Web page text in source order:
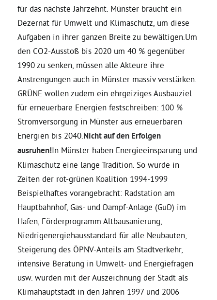
Engagement-Sprechstunde
Grüne Jugend
CampusGrün
Aktuelles
Termine
Kontakt
für das nächste Jahrzehnt. Münster braucht ein
Dezernat für Umwelt und Klimaschutz, um diese
Aufgaben in ihrer ganzen Breite zu bewältigen.Um
den CO2-Ausstoß bis 2020 um 40 % gegenüber
1990 zu senken, müssen alle Akteure ihre
Anstrengungen auch in Münster massiv verstärken.
GRÜNE wollen zudem ein ehrgeiziges Ausbauziel
für erneuerbare Energien festschreiben: 100 %
Stromversorgung in Münster aus erneuerbaren
Energien bis 2040. Nicht auf den Erfolgen
ausruhen!In Münster haben Energieeinsparung und
Klimaschutz eine lange Tradition. So wurde in
Zeiten der rot-grünen Koalition 1994-1999
Beispielhaftes vorangebracht: Radstation am
Hauptbahnhof, Gas- und Dampf-Anlage (GuD) im
Hafen, Förderprogramm Altbausanierung,
Niedrigenergiehausstandard für alle Neubauten,
Steigerung des ÖPNV-Anteils am Stadtverkehr,
intensive Beratung in Umwelt- und Energiefragen
usw. wurden mit der Auszeichnung der Stadt als
Klimahauptstadt in den Jahren 1997 und 2006